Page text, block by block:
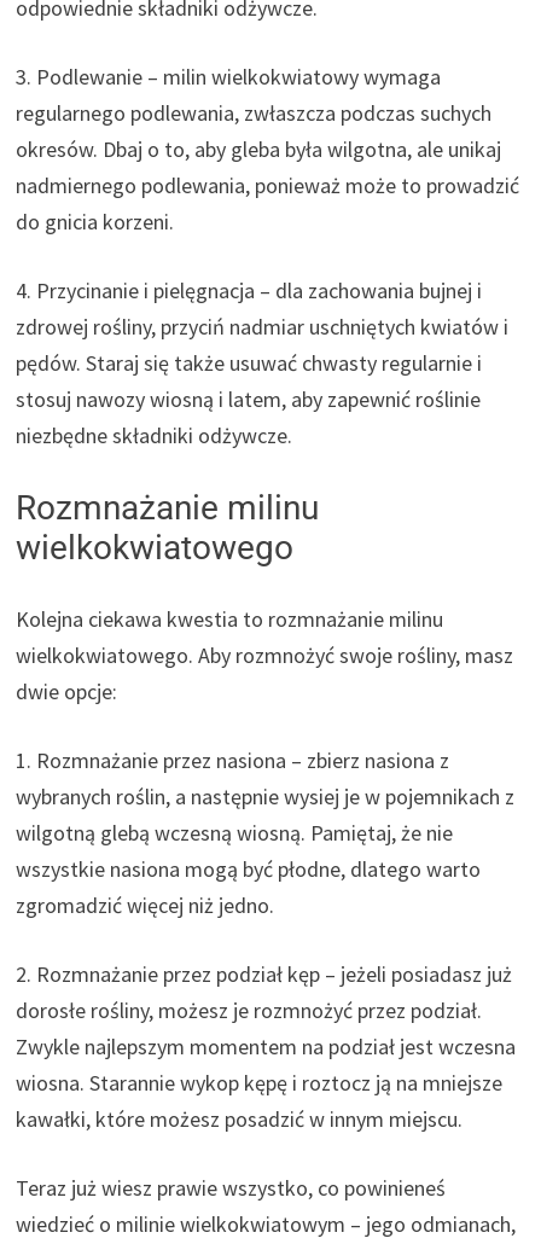
odpowiednie składniki odżywcze.
3. Podlewanie – milin wielkokwiatowy wymaga
regularnego podlewania, zwłaszcza podczas suchych
okresów. Dbaj o to, aby gleba była wilgotna, ale unikaj
nadmiernego podlewania, ponieważ może to prowadzić
do gnicia korzeni.
4. Przycinanie i pielęgnacja – dla zachowania bujnej i
zdrowej rośliny, przyciń nadmiar uschniętych kwiatów i
pędów. Staraj się także usuwać chwasty regularnie i
stosuj nawozy wiosną i latem, aby zapewnić roślinie
niezbędne składniki odżywcze.
Rozmnażanie milinu
wielkokwiatowego
Kolejna ciekawa kwestia to rozmnażanie milinu
wielkokwiatowego. Aby rozmnożyć swoje rośliny, masz
dwie opcje:
1. Rozmnażanie przez nasiona – zbierz nasiona z
wybranych roślin, a następnie wysiej je w pojemnikach z
wilgotną glebą wczesną wiosną. Pamiętaj, że nie
wszystkie nasiona mogą być płodne, dlatego warto
zgromadzić więcej niż jedno.
2. Rozmnażanie przez podział kęp – jeżeli posiadasz już
dorosłe rośliny, możesz je rozmnożyć przez podział.
Zwykle najlepszym momentem na podział jest wczesna
wiosna. Starannie wykop kępę i roztocz ją na mniejsze
kawałki, które możesz posadzić w innym miejscu.
Teraz już wiesz prawie wszystko, co powinieneś
wiedzieć o milinie wielkokwiatowym – jego odmianach,